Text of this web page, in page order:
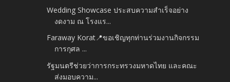
Wedding Showcase ประสบความสำเร็จอย่าง
งดงาม ณ โรงแร...
Faraway Korat📍ขอเชิญทุกท่านร่วมงานกิจกรรม
การกุศล ...
รัฐมนตรีช่วยว่าการกระทรวงมหาดไทย และคณะ
ส่งมอบความ...